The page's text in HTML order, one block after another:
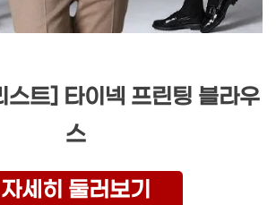
스트] 타이넥 프린팅 블라우
스
자세히 둘러보기